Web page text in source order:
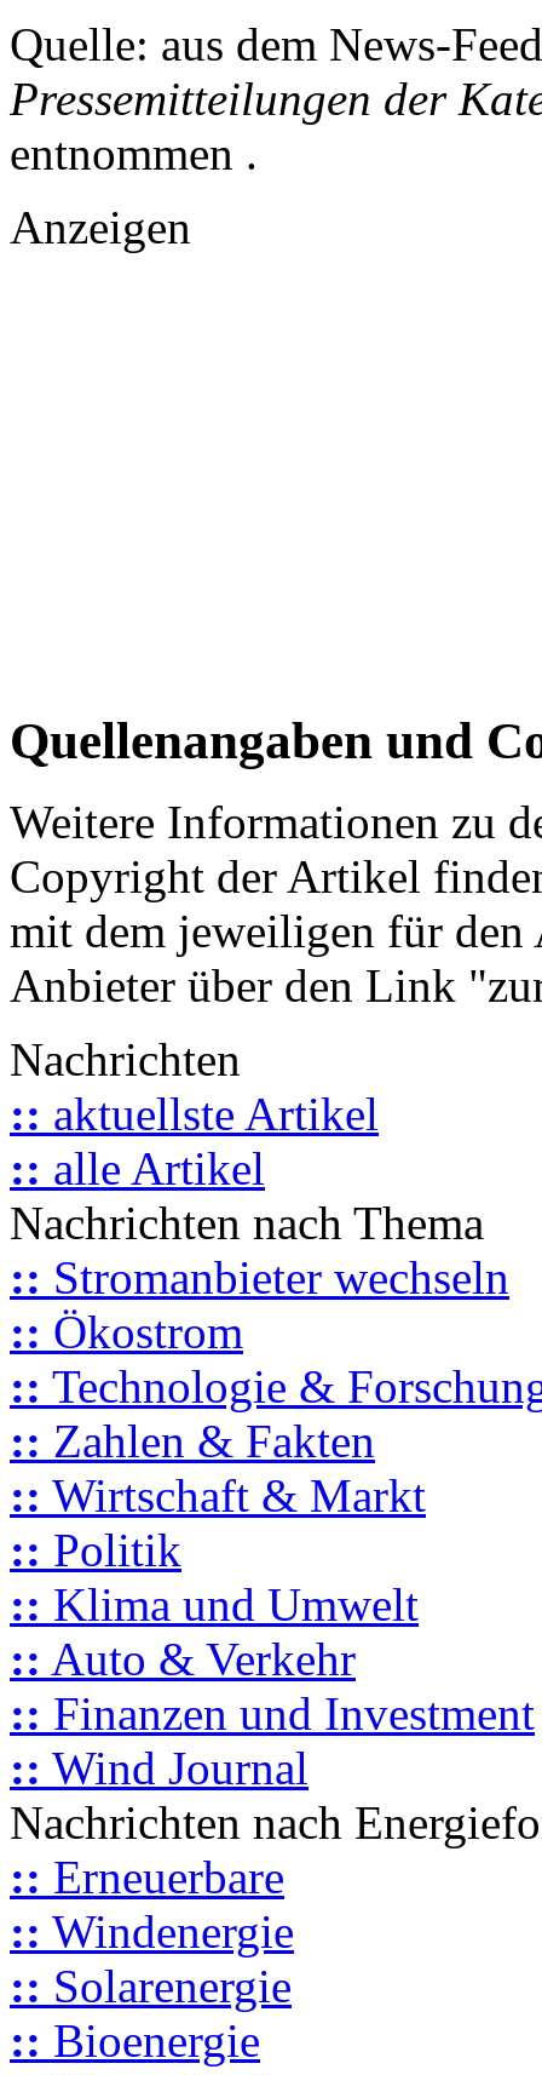
Quelle: aus dem News-
Pressemitteilungen der
entnommen .
Anzeigen
Quellenangaben und
Weitere Informationen zu
Copyright der Artikel
mit dem jeweiligen für
Anbieter über den Link
Nachrichten
:: aktuellste Artikel
:: alle Artikel
Nachrichten nach Thema
:: Stromanbieter wechseln
:: Ökostrom
:: Technologie &
:: Zahlen & Fakten
:: Wirtschaft & Markt
:: Politik
:: Klima und Umwelt
:: Auto & Verkehr
:: Finanzen und Investment
:: Wind Journal
Nachrichten nach
:: Erneuerbare
:: Windenergie
:: Solarenergie
:: Bioenergie